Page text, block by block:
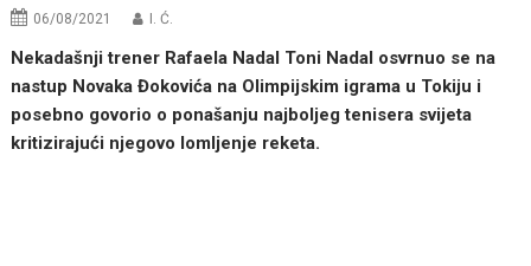
06/08/2021 I. Ć.
Nekadašnji trener Rafaela Nadal Toni Nadal osvrnuo se na
nastup Novaka Đokovića na Olimpijskim igrama u Tokiju i
posebno govorio o ponašanju najboljeg tenisera svijeta
kritizirajući njegovo lomljenje reketa.